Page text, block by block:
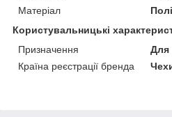
Матеріал
Користувальницькі
Призначення
Для
Країна реєстрації бренда